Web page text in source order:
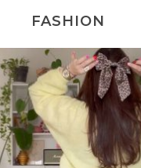
FASHION